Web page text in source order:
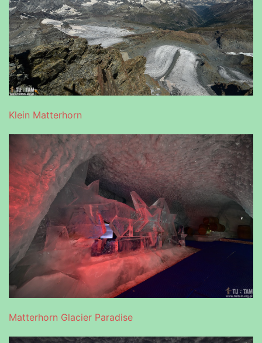
Klein Matterhorn
Matterhorn Glacier Paradise